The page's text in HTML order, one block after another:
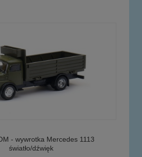
- wywrotka Mercedes 1113
światło/dźwięk